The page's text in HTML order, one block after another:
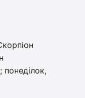
понеділок,